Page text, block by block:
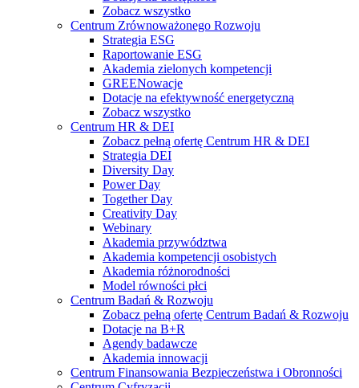
Zobacz wszystko
Centrum Zrównoważonego Rozwoju
Strategia ESG
Raportowanie ESG
Akademia zielonych kompetencji
GREENowacje
Dotacje na efektywność energetyczną
Zobacz wszystko
Centrum HR & DEI
Zobacz pełną ofertę Centrum HR & DEI
Strategia DEI
Diversity Day
Power Day
Together Day
Creativity Day
Webinary
Akademia przywództwa
Akademia kompetencji osobistych
Akademia różnorodności
Model równości płci
Centrum Badań & Rozwoju
Zobacz pełną ofertę Centrum Badań & Rozwoju
Dotacje na B+R
Agendy badawcze
Akademia innowacji
Centrum Finansowania Bezpieczeństwa i Obronności